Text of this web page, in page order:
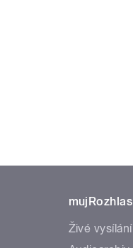
mujRozhlas
Živé vysílání